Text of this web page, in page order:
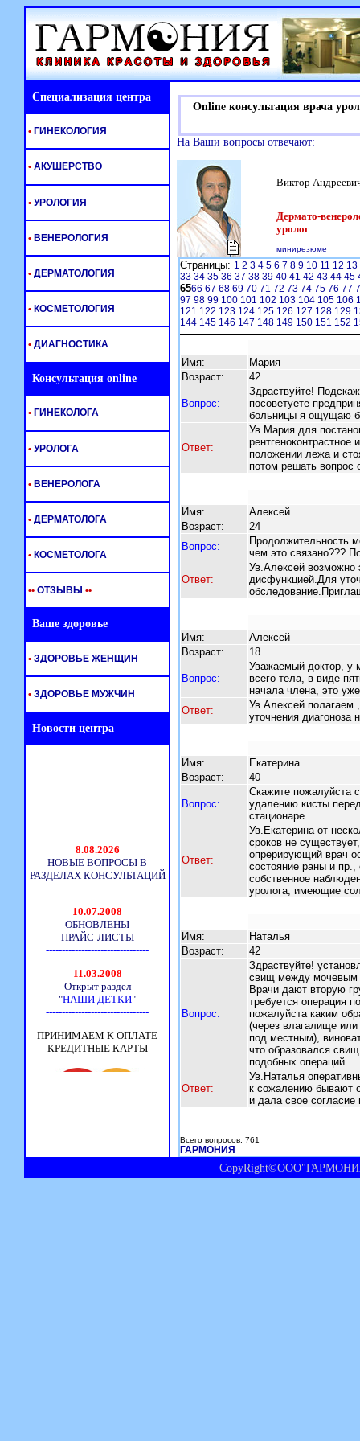
Специализация центра
Online консультация врача
На Ваши вопросы отвечают:
Виктор
Дермато-
уролог
минирезюме
Страницы: 1 2 3 4 5 6 7 8 9 10 11 12 13
33 34 35 36 37 38 39 40 41 42 43 44 45
6566 67 68 69 70 71 72 73 74 75 76 77
97 98 99 100 101 102 103 104 105 106
121 122 123 124 125 126 127 128 129
144 145 146 147 148 149 150 151 152
Имя:
Мария
Возраст:
42
Вопрос:
Здраствуйте!
посоветуете
больницы я ощущаю
Ответ:
Ув.Мария для
положении лежа и
потом решать вопрос
Имя:
Алексей
Возраст:
24
Вопрос:
Продолжительность
чем это связано???
Ответ:
Ув.Алексей возможно
дисфункцией.Для
Имя:
Алексей
Возраст:
18
Вопрос:
Уважаемый доктор, у
всего тела, в виде
начала члена, это
Ответ:
Ув.Алексей полагаем
уточнения
Имя:
Екатерина
Возраст:
40
Вопрос:
Скажите пожалуйста
удалению кисты
стационаре.
Ответ:
Ув.Екатерина от
сроков не
опрерирующий врач
состояние раны и пр.,
собственное
уролога, имеющие
Имя:
Наталья
Возраст:
42
Вопрос:
Здраствуйте!
свищ между мочевым
Врачи дают вторую
требуется операция
пожалуйста каким
(через влагалище
под местным),
что образовался
подобных операций.
Ответ:
Ув.Наталья
к сожалению бывают
и дала свое
Всего вопросов: 761
ГАРМОНИЯ
• ГИНЕКОЛОГИЯ
• АКУШЕРСТВО
• УРОЛОГИЯ
• ВЕНЕРОЛОГИЯ
• ДЕРМАТОЛОГИЯ
• КОСМЕТОЛОГИЯ
• ДИАГНОСТИКА
Консультация online
• ГИНЕКОЛОГА
• УРОЛОГА
• ВЕНЕРОЛОГА
• ДЕРМАТОЛОГА
• КОСМЕТОЛОГА
•• ОТЗЫВЫ ••
Ваше здоровье
• ЗДОРОВЬЕ ЖЕНЩИН
• ЗДОРОВЬЕ МУЖЧИН
Новости центра